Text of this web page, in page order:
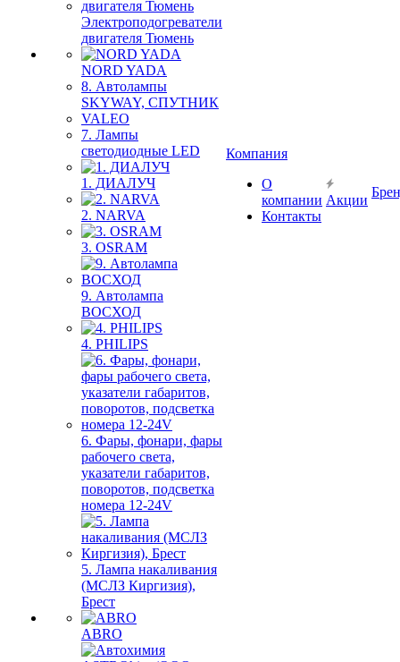
Электроподогреватели
двигателя Тюмень
NORD YADA
8. Автолампы
SKYWAY, СПУТНИК
VALEO
7. Лампы
светодиодные LED
1. ДИАЛУЧ
2. NARVA
3. OSRAM
9. Автолампа
ВОСХОД
4. PHILIPS
6. Фары, фонари, фары
рабочего света,
указатели габаритов,
поворотов, подсветка
номера 12-24V
5. Лампа накаливания
(МСЛЗ Киргизия),
Брест
ABRO
Компания
О
компании
Контакты
Акции